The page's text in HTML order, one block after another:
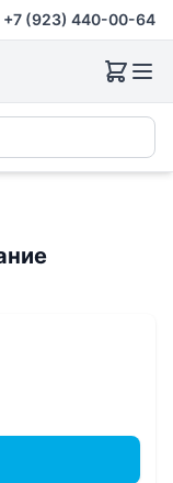
+7 (923) 440-00-64